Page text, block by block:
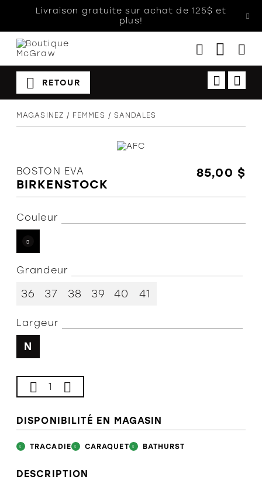
Livraison gratuite sur achat de 125$ et
plus!
Femmes
Enfants
RETOUR
MAGASINEZ FEMMES SANDALES
BOSTON EVA
BIRKENSTOCK
85,00 $
Couleur
Grandeur
36 37 38 39 40 41
Largeur
N
DISPONIBILITÉ EN MAGASIN
TRACADIE CARAQUET BATHURST
DESCRIPTION